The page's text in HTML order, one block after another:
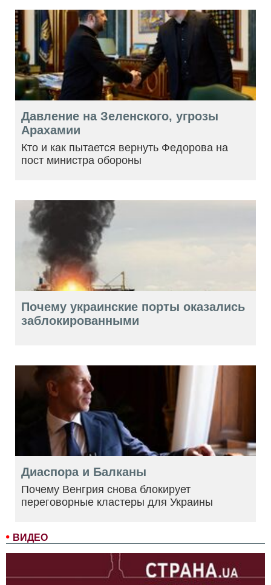
ВИДЕО
Давление на Зеленского, угрозы
Арахамии
Кто и как пытается вернуть Федорова на
пост министра обороны
Почему украинские порты оказались
заблокированными
Диаспора и Балканы
Почему Венгрия снова блокирует
переговорные кластеры для Украины